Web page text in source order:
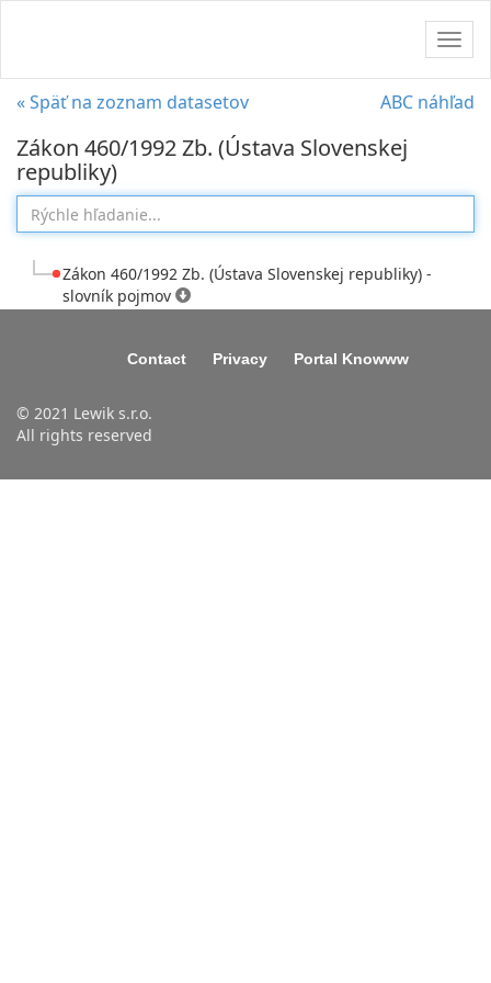
ABC náhľad
« Späť na zoznam datasetov
Zákon 460/1992 Zb. (Ústava Slovenskej
republiky)
Zákon 460/1992 Zb. (Ústava Slovenskej republiky) -
slovník pojmov
Contact Privacy Portal Knowww
© 2021 Lewik s.r.o.
All rights reserved